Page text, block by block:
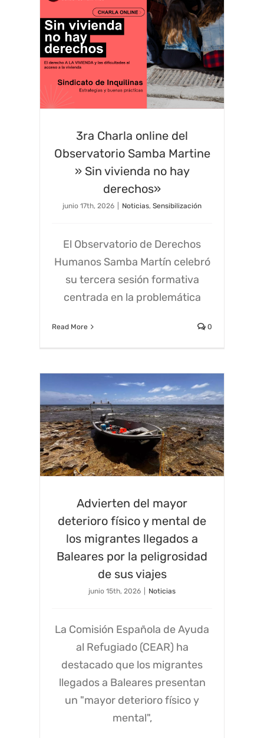
3ra Charla online del
Observatorio Samba Martine
» Sin vivienda no hay
derechos»
junio 17th, 2026 Noticias, Sensibilización
El Observatorio de Derechos
Humanos Samba Martín celebró
su tercera sesión formativa
centrada en la problemática
Read More 0
Advierten del mayor
deterioro físico y mental de
los migrantes llegados a
Baleares por la peligrosidad
de sus viajes
junio 15th, 2026 Noticias
La Comisión Española de Ayuda
al Refugiado (CEAR) ha
destacado que los migrantes
llegados a Baleares presentan
un "mayor deterioro físico y
mental",